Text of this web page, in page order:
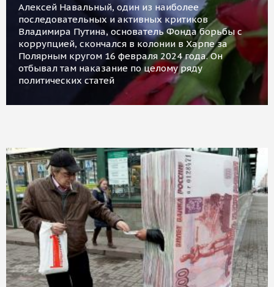
Алексей Навальный, один из наиболее
последовательных и активных критиков
Владимира Путина, основатель Фонда борьбы с
коррупцией, скончался в колонии в Харпе за
Полярным кругом 16 февраля 2024 года. Он
отбывал там наказание по целому ряду
политических статей